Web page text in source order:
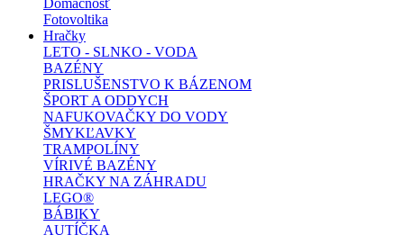
Domácnosť
Fotovoltika
Hračky
LETO - SLNKO - VODA
BAZÉNY
PRISLUŠENSTVO K BÁZENOM
ŠPORT A ODDYCH
NAFUKOVAČKY DO VODY
ŠMYKĽAVKY
TRAMPOLÍNY
VÍRIVÉ BAZÉNY
HRAČKY NA ZÁHRADU
LEGO®
BÁBIKY
AUTÍČKA